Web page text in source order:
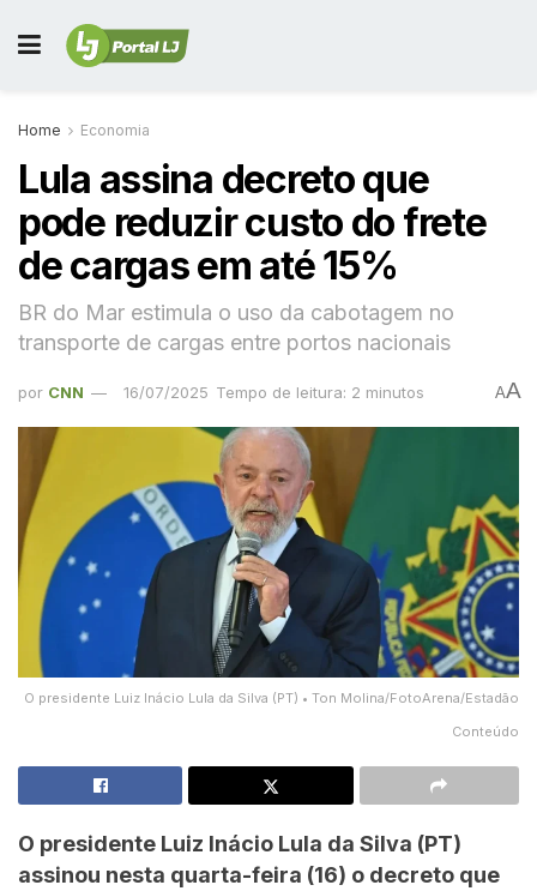
Home Economia
Lula assina decreto que
pode reduzir custo do frete
de cargas em até 15%
BR do Mar estimula o uso da cabotagem no
transporte de cargas entre portos nacionais
por CNN 16/07/2025 Tempo de leitura: 2 minutos AA
O presidente Luiz Inácio Lula da Silva (PT) • Ton Molina/FotoArena/Estadão
Conteúdo
O presidente Luiz Inácio Lula da Silva (PT)
assinou nesta quarta-feira (16) o decreto que